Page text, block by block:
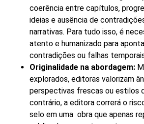
coerência entre capítulos,
ideias e ausência de
narrativas. Para tudo isso, é
atento e humanizado para
contradições ou falhas
Originalidade na abordagem:
explorados, editoras valorizam
perspectivas frescas ou estilos
contrário, a editora correrá o
selo em uma obra que apenas